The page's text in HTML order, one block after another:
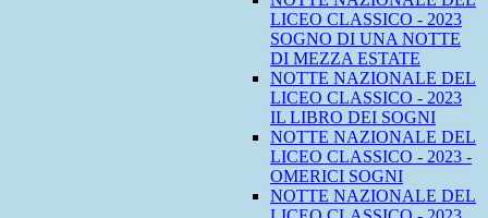
LICEO CLASSICO - 2023
SOGNO DI UNA NOTTE
DI MEZZA ESTATE
NOTTE NAZIONALE DEL
LICEO CLASSICO - 2023
IL LIBRO DEI SOGNI
NOTTE NAZIONALE DEL
LICEO CLASSICO - 2023 -
OMERICI SOGNI
NOTTE NAZIONALE DEL